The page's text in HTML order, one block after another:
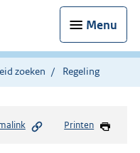
Menu
zoeken Regeling
Printen